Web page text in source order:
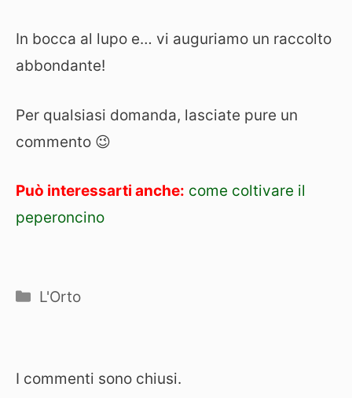
In bocca al lupo e… vi auguriamo un raccolto
abbondante!
Per qualsiasi domanda, lasciate pure un
commento 😉
Può interessarti anche: come coltivare il
peperoncino
Categorie
L'Orto
I commenti sono chiusi.